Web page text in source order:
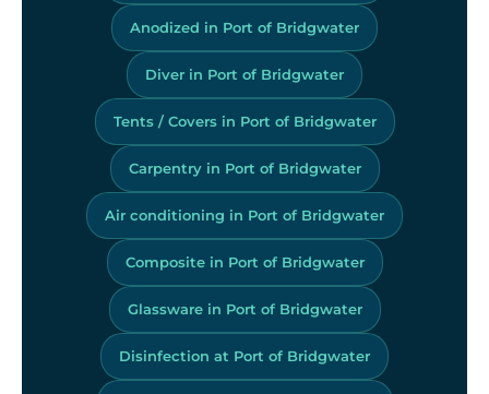
Anodized in Port of Bridgwater
Diver in Port of Bridgwater
Tents / Covers in Port of Bridgwater
Carpentry in Port of Bridgwater
Air conditioning in Port of Bridgwater
Composite in Port of Bridgwater
Glassware in Port of Bridgwater
Disinfection at Port of Bridgwater